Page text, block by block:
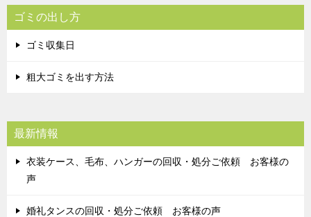
ゴミの出し方
ゴミ収集日
粗大ゴミを出す方法
最新情報
衣装ケース、毛布、ハンガーの回収・処分ご依頼 お客様の
声
婚礼タンスの回収・処分ご依頼 お客様の声